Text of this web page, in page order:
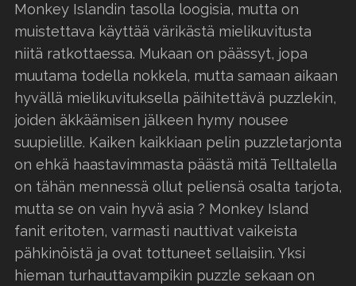
Monkey Islandin tasolla loogisia, mutta on
muistettava käyttää värikästä mielikuvitusta
niitä ratkottaessa. Mukaan on päässyt, jopa
muutama todella nokkela, mutta samaan aikaan
hyvällä mielikuvituksella päihitettävä puzzlekin,
joiden äkkäämisen jälkeen hymy nousee
suupielille. Kaiken kaikkiaan pelin puzzletarjonta
on ehkä haastavimmasta päästä mitä Telltalella
on tähän mennessä ollut peliensä osalta tarjota,
mutta se on vain hyvä asia ? Monkey Island
fanit eritoten, varmasti nauttivat vaikeista
pähkinöistä ja ovat tottuneet sellaisiin. Yksi
hieman turhauttavampikin puzzle sekaan on